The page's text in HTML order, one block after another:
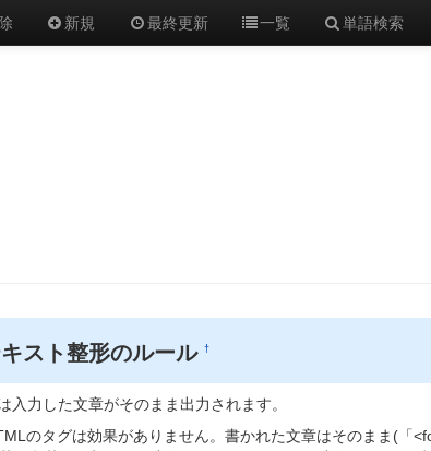
新規 最終更新 一覧 単語検索
スト整形のルール†
入力した文章がそのまま出力されます。
のタグは効果がありません。書かれた文章はそのまま(「